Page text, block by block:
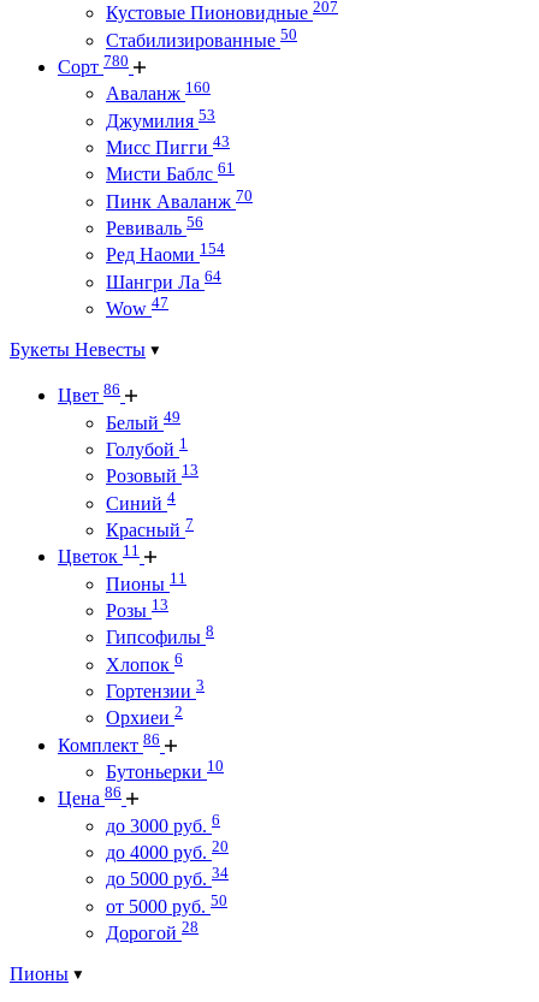
Кустовые Пионовидные 207
Стабилизированные 50
Сорт 780
Аваланж 160
Джумилия 53
Мисс Пигги 43
Мисти Баблс 61
Пинк Аваланж 70
Ревиваль 56
Ред Наоми 154
Шангри Ла 64
Wow 47
Букеты Невесты
Цвет 86
Белый 49
Голубой 1
Розовый 13
Синий 4
Красный 7
Цветок 11
Пионы 11
Розы 13
Гипсофилы 8
Хлопок 6
Гортензии 3
Орхиеи 2
Комплект 86
Бутоньерки 10
Цена 86
до 3000 руб. 6
до 4000 руб. 20
до 5000 руб. 34
от 5000 руб. 50
Дорогой 28
Пионы